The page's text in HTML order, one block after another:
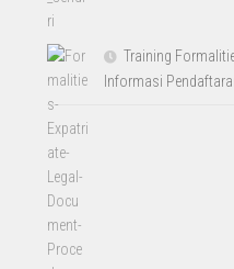
Training
Informasi